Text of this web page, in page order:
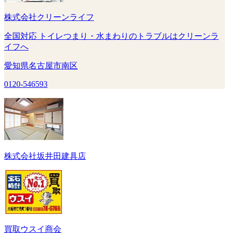
株式会社クリーンライフ
全国対応 トイレつまり・水まわりのトラブルはクリーンラ
イフへ
愛知県名古屋市南区
0120-546593
株式会社坂井田建具店
買取ウスイ商会